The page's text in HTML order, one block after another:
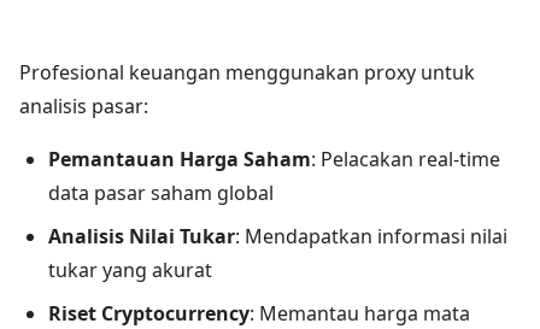
Profesional keuangan menggunakan proxy untuk
analisis pasar:
Pemantauan Harga Saham: Pelacakan real-time
data pasar saham global
Analisis Nilai Tukar: Mendapatkan informasi nilai
tukar yang akurat
Riset Cryptocurrency: Memantau harga mata